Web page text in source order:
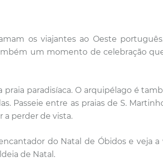
os viajantes ao Oeste
um momento de celebração
praia paradisíaca. O arquipélago é
Passeie entre as praias de S.
a perder de vista.
do Natal de Óbidos e veja a
de Natal.